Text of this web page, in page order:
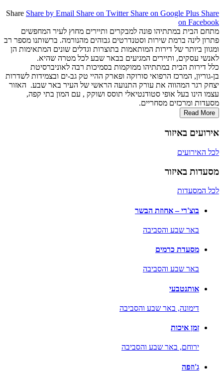
Share Share by Email Share on Twitter Share on Google Plus Share
on Facebook
מתחם הבית במתתיהו פונה למבקרים ותיירים מחוץ לעיר המחפשים
פתרון לינה ברמת שירות וסטנדרטים גבוהים מהנורמה. ברשותנו מספר רב
ומגוון ביותר של דירות המותאמות בתוצרות וגדלים שונים המתאימות הן
לאנשי עסקים, ותיירים המגיעים בבאר שבע לכל מטרה שהיא.
כלל דירות הבית במתתיהו ממוקמות בסמיכות רבה לאוניברסיטת
בן-גוריון, המרכז הרפואי סורוקה ופארק ההיי טק גב-ים ובצמידות לשדרות
יצחק רגר המהווה את עורק התנועה הראשי של העיר באר שבע. האזור
עצמו הינו בעל אופי סטודנטיאלי תוסס ושוקק , עם המון בתי קפה,
מסעדות ומרכזים מסחריים.
Read More
אירועים באיזור
לכל האירועים
מסעדות באיזור
לכל המסעדות
בוצ'רי – אחוזת הבשר
באר שבע והסביבה
מסעדת כרמים
באר שבע והסביבה
אותנטבעי
דימונה, באר שבע והסביבה
זמן איכות
ירוחם, באר שבע והסביבה
ג'וזפה